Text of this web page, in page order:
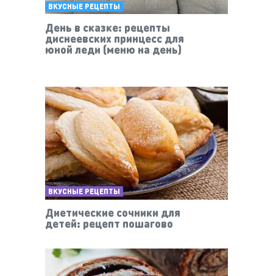
ВКУСНЫЕ РЕЦЕПТЫ
День в сказке: рецепты
диснеевских принцесс для
юной леди (меню на день)
ВКУСНЫЕ РЕЦЕПТЫ
Диетические сочники для
детей: рецепт пошагово